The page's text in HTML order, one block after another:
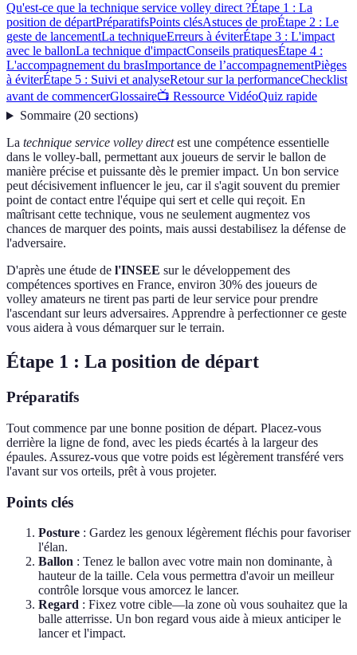
Qu'est-ce que la technique service volley direct ?Étape 1 : La
position de départPréparatifsPoints clésAstuces de proÉtape 2 : Le
geste de lancementLa techniqueErreurs à éviterÉtape 3 : L'impact
avec le ballonLa technique d'impactConseils pratiquesÉtape 4 :
L'accompagnement du brasImportance de l’accompagnementPièges
à éviterÉtape 5 : Suivi et analyseRetour sur la performanceChecklist
avant de commencerGlossaire📺 Ressource VidéoQuiz rapide
Sommaire(20 sections)
La technique service volley directest une compétence essentielle
dans le volley-ball, permettant aux joueurs de servir le ballon de
manière précise et puissante dès le premier impact. Un bon service
peut décisivement influencer le jeu, car il s'agit souvent du premier
point de contact entre l'équipe qui sert et celle qui reçoit. En
maîtrisant cette technique, vous ne seulement augmentez vos
chances de marquer des points, mais aussi destabilisez la défense de
l'adversaire.
D'après une étude de l'INSEE sur le développement des
compétences sportives en France, environ 30% des joueurs de
volley amateurs ne tirent pas parti de leur service pour prendre
l'ascendant sur leurs adversaires. Apprendre à perfectionner ce geste
vous aidera à vous démarquer sur le terrain.
Étape 1 : La position de départ
Préparatifs
Tout commence par une bonne position de départ. Placez-vous
derrière la ligne de fond, avec les pieds écartés à la largeur des
épaules. Assurez-vous que votre poids est légèrement transféré vers
l'avant sur vos orteils, prêt à vous projeter.
Points clés
Posture : Gardez les genoux légèrement fléchis pour favoriser
l'élan.
Ballon : Tenez le ballon avec votre main non dominante, à
hauteur de la taille. Cela vous permettra d'avoir un meilleur
contrôle lorsque vous amorcez le lancer.
Regard : Fixez votre cible—la zone où vous souhaitez que la
balle atterrisse. Un bon regard vous aide à mieux anticiper le
lancer et l'impact.